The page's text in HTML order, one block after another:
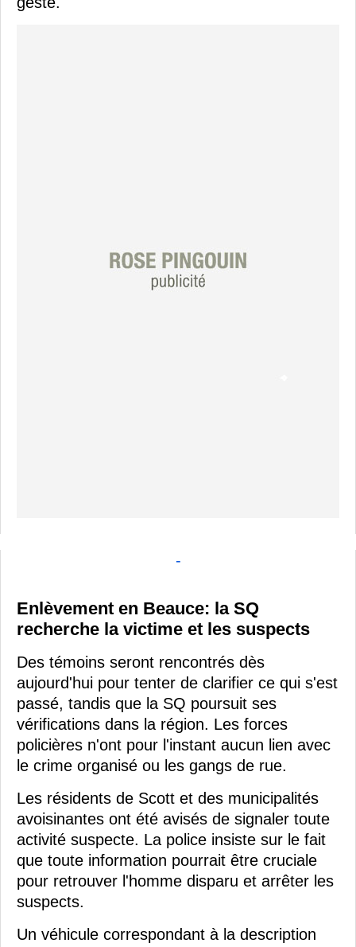
-
Enlèvement en Beauce: la SQ
recherche la victime et les suspects
Des témoins seront rencontrés dès
aujourd'hui pour tenter de clarifier ce qui s'est
passé, tandis que la SQ poursuit ses
vérifications dans la région. Les forces
policières n'ont pour l'instant aucun lien avec
le crime organisé ou les gangs de rue.
Les résidents de Scott et des municipalités
avoisinantes ont été avisés de signaler toute
activité suspecte. La police insiste sur le fait
que toute information pourrait être cruciale
pour retrouver l'homme disparu et arrêter les
suspects.
Un véhicule correspondant à la description